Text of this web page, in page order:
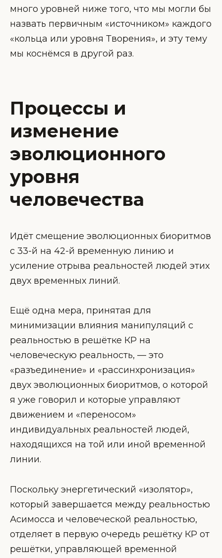
много уровней ниже того, что мы могли бы
назвать первичным «источником» каждого
«кольца или уровня Творения», и эту тему
мы коснёмся в другой раз.
Процессы и
изменение
эволюционного
уровня
человечества
Идёт смещение эволюционных биоритмов
с 33-й на 42-й временную линию и
усиление отрыва реальностей людей этих
двух временных линий.
Ещё одна мера, принятая для
минимизации влияния манипуляций с
реальностью в решётке КР на
человеческую реальность, — это
«разъединение» и «рассинхронизация»
двух эволюционных биоритмов, о которой
я уже говорил и которые управляют
движением и «переносом»
индивидуальных реальностей людей,
находящихся на той или иной временной
линии.
Поскольку энергетический «изолятор»,
который завершается между реальностью
Асимосса и человеческой реальностью,
отделяет в первую очередь решётку КР от
решётки, управляющей временной